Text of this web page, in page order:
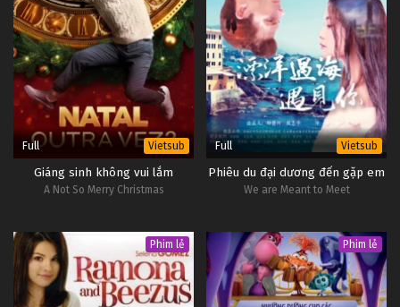
Full Vietsub
Giáng sinh không vui lắm
A Not So Merry Christmas
Full Vietsub
Phiêu du đại dương đến gặp em
We are Meant to Meet
Phim lẻ Phim lẻ